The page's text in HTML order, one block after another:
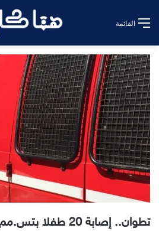
القائمة
تطوان.. إصابة 20